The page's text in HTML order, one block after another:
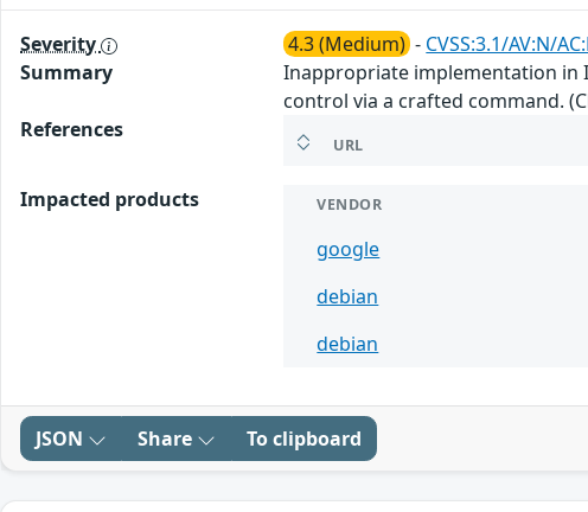
Severity 4.3 (Medium) - CVSS:3.1/AV:N/
Summary
Inappropriate implementation in
control via a crafted command.
References
URL
Impacted products VENDOR
google
debian
debian
JSON Share To clipboard